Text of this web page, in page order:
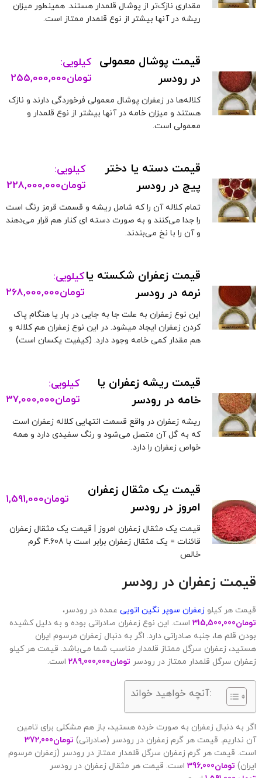
مقداری نازک‌تر از پوشال قلمدار هستند. همینطور میزان
ریشه در آنها بیشتر از نوع قلمدار ممتاز است.
قیمت پوشال معمولی
در رودسر
کیلویی:
تومان255,000,000
کلاله‌ها در زعفران پوشال معمولی فرخوردگی دارند و نازک
هستند و میزان خامه در آنها بیشتر از نوع قلمدار و
معمولی است.
قیمت دسته یا دختر
پیچ در رودسر
کیلویی:
تومان228,000,000
تمام کلاله آن را که شامل ریشه و قسمت قرمز رنگ است
را جدا می‌کنند و به صورت دسته ای کنار هم قرار می‌دهند
و آن را با نخ می‌بندند.
قیمت زعفران شکسته یا
نرمه در رودسر
کیلویی:
تومان268,000,000
این نوع زعفران به علت جا به جایی در بار یا هنگام پاک
کردن زعفران ایجاد میشود. در این نوع زعفران هم کلاله و
هم مقدار کمی خامه وجود دارد. (کیفیت یکسان است)
قیمت ریشه زعفران یا
خامه در رودسر
کیلویی:
تومان37,000,000
ریشه زعفران در واقع قسمت انتهایی کلاله زعفران است
که به گل آن متصل می‌شود و رنگ سفیدی دارد و همه
خواص زعفران را دارد.
قیمت یک مثقال زعفران
امروز در رودسر
تومان1,591,000
قیمت یک مثقال زعفران امروز | قیمت یک مثقال زعفران
قائنات = یک مثقال زعفران برابر است با 4.608 گرم
خالص
قیمت زعفران در رودسر
قیمت هر کیلو زعفران سوپر نگین اتویی عمده در رودسر،
تومان315,500,000 است. این نوع زعفران صادراتی بوده و به دلیل کشیده
بودن قلم ها، جنبه صادراتی دارد. اگر به دنبال زعفران مرسوم ایران
هستید، زعفران سرگل ممتاز قلمدار مناسب شما می‌باشد. قیمت هر کیلو
زعفران سرگل قلمدار ممتاز در رودسر تومان289,000,000 است.
آنچه خواهید خواند:
اگر به دنبال زعفران به صورت خرده هستید، باز هم مشکلی برای تامین
آن نداریم. قیمت هر گرم زعفران در رودسر (صادراتی) تومان372,000
است. قیمت هر گرم زعفران سرگل قلمدار ممتاز در رودسر (زعفران مرسوم
ایران) تومان396,000 است. قیمت هر مثقال زعفران در رودسر